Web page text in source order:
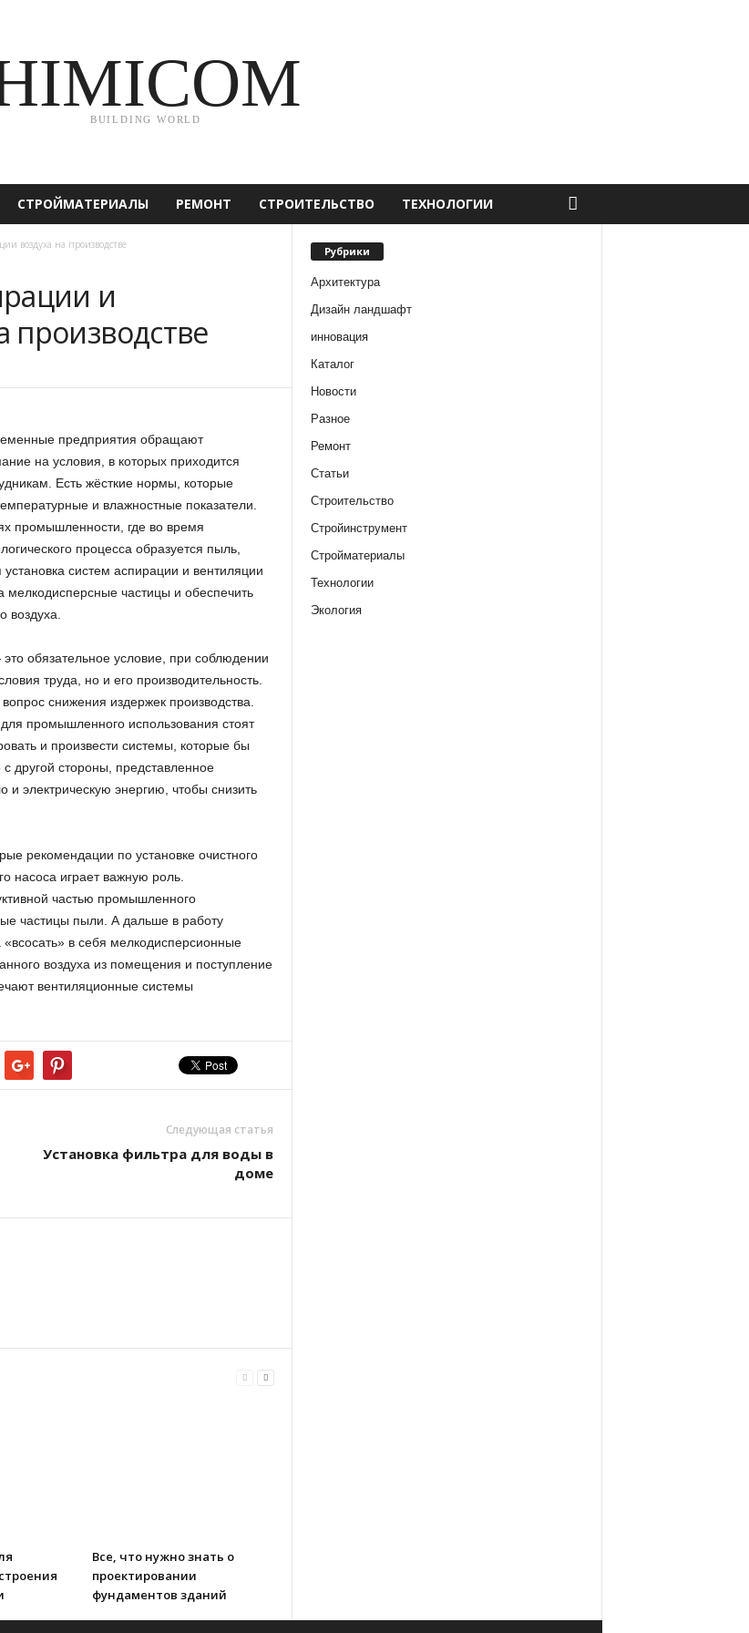
BUILDING WORLD
СТРОЙМАТЕРИАЛЫ РЕМОНТ СТРОИТЕЛЬСТВО ТЕХНОЛОГИИ
воздуха на производстве
и
производстве
предприятия обращают
на условия, в которых приходится
Есть жёсткие нормы, которые
и влажностные показатели.
промышленности, где во время
процесса образуется пыль,
установка систем аспирации и вентиляции
мелкодисперсные частицы и обеспечить
воздуха.
обязательное условие, при соблюдении
труда, но и его производительность.
снижения издержек производства.
промышленного использования стоят
и произвести системы, которые бы
другой стороны, представленное
и электрическую энергию, чтобы снизить
рекомендации по установке очистного
насоса играет важную роль.
частью промышленного
частицы пыли. А дальше в работу
в себя мелкодисперсионные
воздуха из помещения и поступление
вентиляционные системы
Следующая статья
Установка фильтра для воды в
доме
Все, что нужно знать о
проектировании
фундаментов зданий
Рубрики
Архитектура
Дизайн ландшафт
инновация
Каталог
Новости
Разное
Ремонт
Статьи
Строительство
Стройинструмент
Стройматериалы
Технологии
Экология